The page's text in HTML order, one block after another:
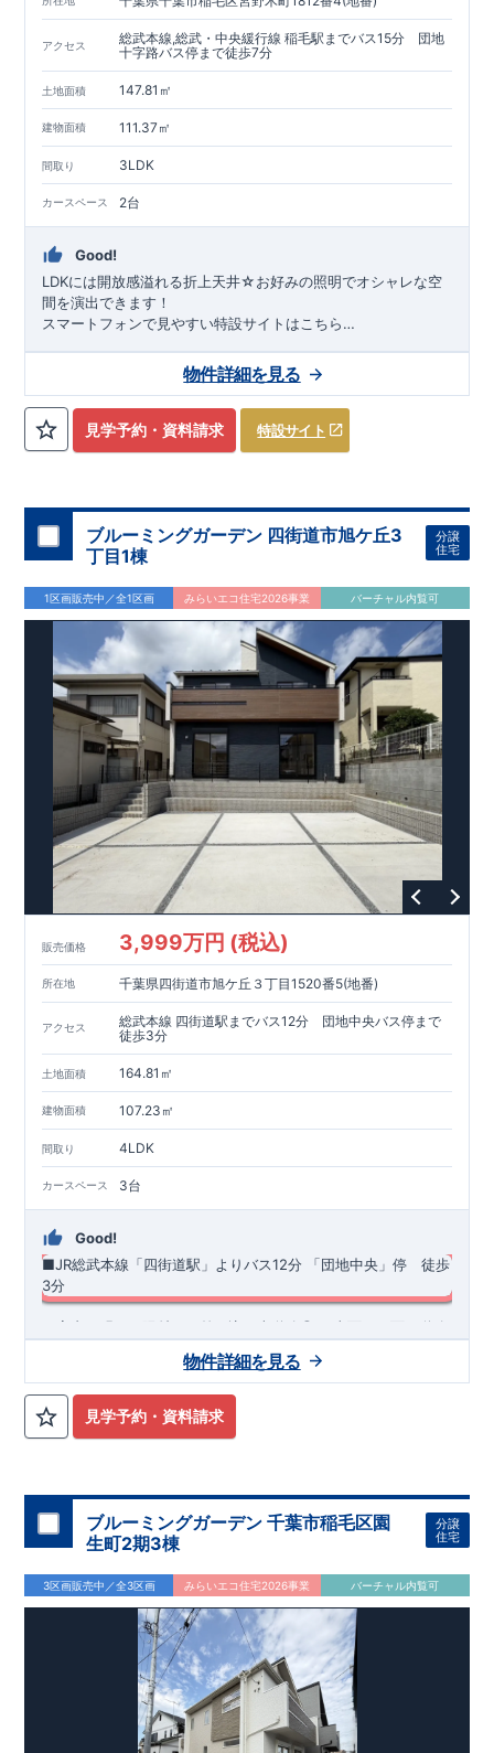
アクセス
総武本線,総武・中央緩行線 稲毛駅までバス15分 団地
十字路バス停まで徒歩7分
土地面積 147.81㎡
建物面積 111.37㎡
間取り 3LDK
カースペース 2台
Good!
LDKには開放感溢れる折上天井☆お好みの照明でオシャレな空
間を演出できます！
スマートフォンで見やすい特設サイトはこちら
見学予約・資料請求 特設サイト
物件詳細を見る
ブルーミングガーデン 四街道市旭ケ丘3
丁目1棟
分譲
住宅
1区画販売中／全1区画 みらいエコ住宅2026事業 バーチャル内覧可
販売価格 3,999万円 (税込)
所在地 千葉県四街道市旭ケ丘３丁目1520番5(地番)
アクセス
総武本線 四街道駅までバス12分 団地中央バス停まで
徒歩3分
土地面積 164.81㎡
建物面積 107.23㎡
間取り 4LDK
カースペース 3台
Good!
■JR総武本線「四街道駅」よりバス12分
「団地中央」停 徒歩
3分
・室内に明るい陽射しが差し込む南道路◎ ​​​・東面・西面が道路
感をプラス♪ ・玄関まわりがすっきり片付く大型の土間収納を
【教育施設】◎ 旭小学校 約800m(徒歩約10分) ◎ 旭中学校 約
880m(徒歩約11分)
【買物施設】
住宅性能評価 W取得(設計・建設)
■第三者機関が設計・建物検査(全四回)を実施 ■税制優遇あり
4分野6項目で最高等級を取得!
□ 構造の安定 (耐風等級2・耐震等級3) □ 劣化の軽減 (劣化対
策等級3) □ 維持管理への配慮 (維持管理対策等級3) □ 空気環
境 (ホルムアルデヒド発散等級3)
快適に長く住める住宅
【長期優良住宅】■国の定める7つの技術基準をクリア ■税制
【東栄セーフティーダンパー標準装備】
ーで振れ幅を大幅に低減、繰り返す地震に強い『耐震+制震』
■メンテナンスフリー
現地案内予約受付中詳細やご見学など、お気軽にお問合せ下さ
い♪ 東栄住宅 千葉営業所 TEL:0120-57-1081
見学予約・資料請求
物件詳細を見る
ブルーミングガーデン 千葉市稲毛区園
生町2期3棟
分譲
住宅
3区画販売中／全3区画 みらいエコ住宅2026事業 バーチャル内覧可